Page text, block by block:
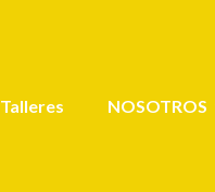
Talleres NOSOTROS